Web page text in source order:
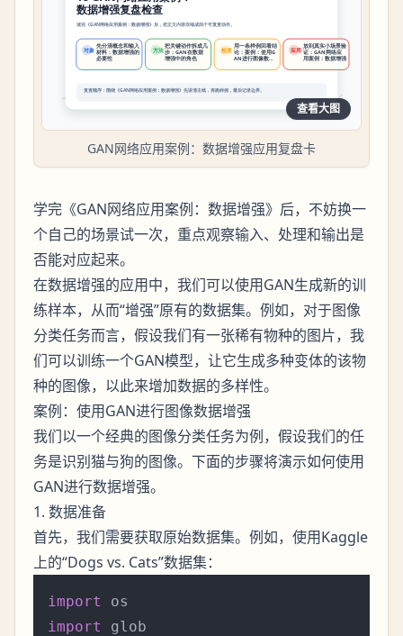
查看大图
GAN网络应用案例：数据增强应用复盘卡
学完《GAN网络应用案例：数据增强》后，不妨换一
个自己的场景试一次，重点观察输入、处理和输出是
否能对应起来。
在数据增强的应用中，我们可以使用GAN生成新的训
练样本，从而“增强”原有的数据集。例如，对于图像
分类任务而言，假设我们有一张稀有物种的图片，我
们可以训练一个GAN模型，让它生成多种变体的该物
种的图像，以此来增加数据的多样性。
案例：使用GAN进行图像数据增强
我们以一个经典的图像分类任务为例，假设我们的任
务是识别猫与狗的图像。下面的步骤将演示如何使用
GAN进行数据增强。
1. 数据准备
首先，我们需要获取原始数据集。例如，使用Kaggle
上的“Dogs vs. Cats”数据集：
import
import